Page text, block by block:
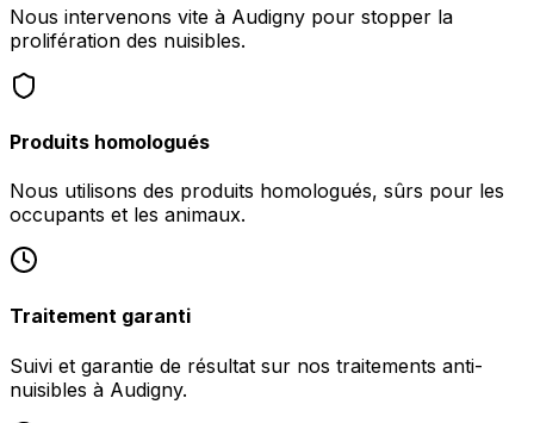
Nous intervenons vite à Audigny pour stopper la
prolifération des nuisibles.
Produits homologués
Nous utilisons des produits homologués, sûrs pour les
occupants et les animaux.
Traitement garanti
Suivi et garantie de résultat sur nos traitements anti-
nuisibles à Audigny.